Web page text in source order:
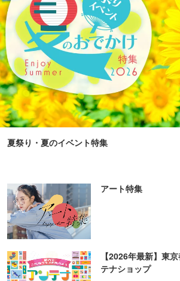
夏祭り・夏のイベント特集
アート特集
【2026年最新】東
テナショップ